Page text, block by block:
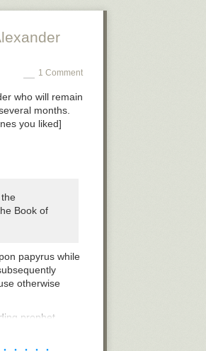
1 Comment
who will remain
months.
you liked]
Book of
papyrus while
otherwise
prophet
the Book of